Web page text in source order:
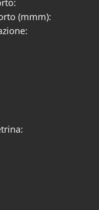
(mmm):